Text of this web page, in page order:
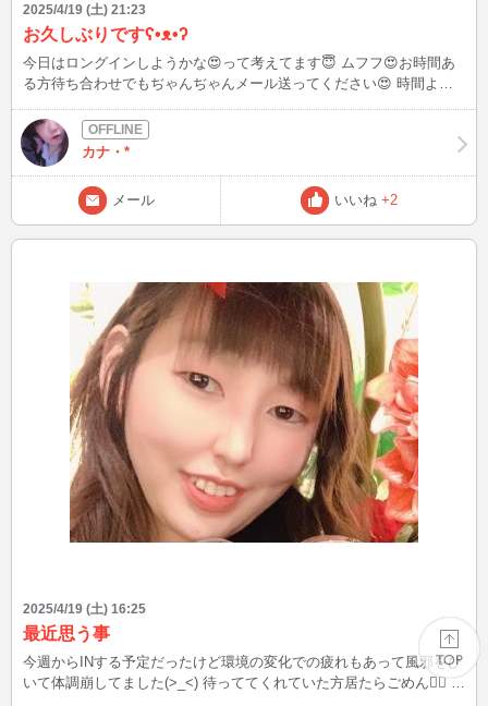
2025/4/19 (土) 21:23
お久しぶりですʕ•ᴥ•ʔ
今日はロングインしようかな😍って考えてます😇 ムフフ😍お時間あ
る方待ち合わせでもぢゃんぢゃんメール送ってください😍 時間より
カナ・*
メール いいね +2
2025/4/19 (土) 16:25
最近思う事
今週からINする予定だったけど環境の変化での疲れもあって風邪をひ
いて体調崩してました(>_<) 待っててくれていた方居たらごめん🙇‍♀️ ま